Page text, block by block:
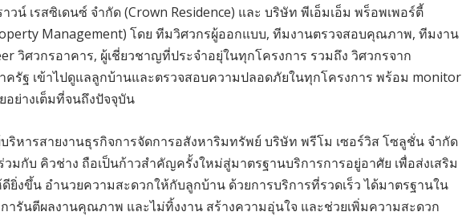
น์ เรสซิเดนซ์ จำกัด (Crown Residence) และ บริษัท พีเอ็มเอ็ม พร็อพเพอร์ตี้
Management) โดย ทีมวิศวกรผู้ออกแบบ, ทีมงานตรวจสอบคุณภาพ, ทีมงาน
วิศวกรอาคาร, ผู้เชี่ยวชาญที่ประจำอยุ่ในทุกโครงการ รวมถึง วิศวกรจาก
ครัฐ เข้าไปดูแลลูกบ้านและตรวจสอบความปลอดภัยในทุกโครงการ พร้อม monitor
ย่างเต็มที่จนถึงปัจจุบัน
หารสายงานธุรกิจการจัดการอสังหาริมทรัพย์ บริษัท พรีโม เซอร์วิส โซลูชั่น จำกัด
มกับ คิวช่าง ถือเป็นก้าวสำคัญครั้งใหม่สู่มาตรฐานบริการการอยู่อาศัย เพื่อส่งเสริม
งขึ้น อำนวยความสะดวกให้กับลูกบ้าน ด้วยการบริการที่รวดเร็ว ได้มาตรฐานใน
ารันตีผลงานคุณภาพ และไม่ทิ้งงาน สร้างความอุ่นใจ และช่วยเพิ่มความสะดวก